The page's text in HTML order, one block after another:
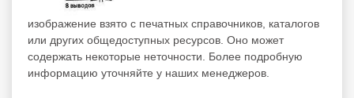
изображение взято с печатных справочников, каталогов
или других общедоступных ресурсов. Оно может
содержать некоторые неточности. Более подробную
информацию уточняйте у наших менеджеров.